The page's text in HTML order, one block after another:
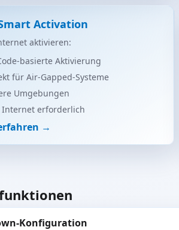
Activation
aktivieren:
basierte Aktivierung
für Air-Gapped-Systeme
Umgebungen
Internet erforderlich
→
Konfiguration